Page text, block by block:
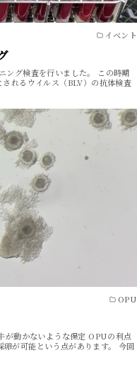
イベント
ング検査を行いました。 この時期
れるウイルス（BLV）の抗体検査
OPU
が動かないような保定 OPUの利点
が可能という点があります。 今回